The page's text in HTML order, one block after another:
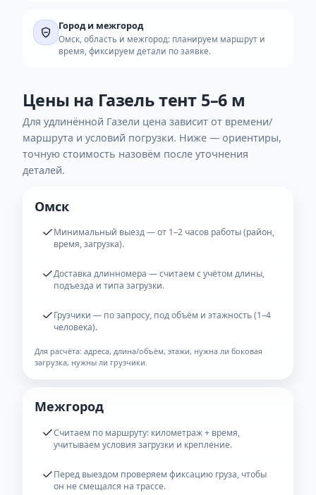
Загрузка сзади/сбоку
Тент часто позволяет боковую загрузку. Уточним и
Фиксация и безопасность
Ремни/стяжки, правильная укладка, контроль
крепления до выезда и по месту.
время, фиксируем детали по заявке.
Цены на Газель тент 5–6 м
Для удлинённой Газели цена зависит от времени/
маршрута и условий погрузки. Ниже — ориентиры,
точную стоимость назовём после уточнения
Минимальный выезд — от 1–2 часов работы (район,
подъезда и типа загрузки.